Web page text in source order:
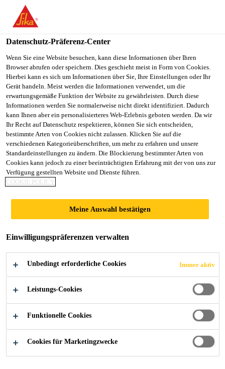
You are accessing "Sika Österreich", it seems you are accessing it
from "Vereinigte Staaten". We have a dedicated website for your
country.
TO
SIKA
USA
STAY ON THE SIKA
ÖSTERREICH WEBSITE
SELECT A
COUNTRY
Sika Österreich
OBERLAGSBAHNE
N MIT AUFLAST
Alle Anwendungsbereiche Bau Oberlagsbahnen
Kiesschüttdächern, Terrassen, intensive und
extensive Dachbegrünungen sowie
Datenschutz-Präferenz-Center
Wenn Sie eine Website besuchen, kann diese Informationen über Ihren
Browser abrufen oder speichern. Dies geschieht meist in Form von Cookies.
Hierbei kann es sich um Informationen über Sie, Ihre Einstellungen oder Ihr
Gerät handeln. Meist werden die Informationen verwendet, um die
erwartungsgemäße Funktion der Website zu gewährleisten. Durch diese
Informationen werden Sie normalerweise nicht direkt identifiziert. Dadurch
kann Ihnen aber ein personalisierteres Web-Erlebnis geboten werden. Da wir
Ihr Recht auf Datenschutz respektieren, können Sie sich entscheiden,
bestimmte Arten von Cookies nicht zulassen. Klicken Sie auf die
verschiedenen Kategorieüberschriften, um mehr zu erfahren und unsere
Standardeinstellungen zu ändern. Die Blockierung bestimmter Arten von
Cookies kann jedoch zu einer beeinträchtigten Erfahrung mit der von uns zur
Verfügung gestellten Website und Dienste führen.
COOKIE POLICY
Meine Auswahl bestätigen
Einwilligungspräferenzen verwalten
Unbedingt erforderliche Cookies Immer aktiv
Leistungs-Cookies
Funktionelle Cookies
Cookies für Marketingzwecke